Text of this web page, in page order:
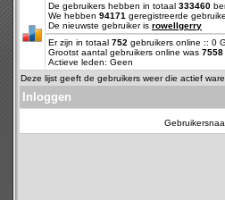
De gebruikers hebben in totaal 333460
We hebben 94171 geregistreerde
De nieuwste gebruiker is rowellgerry
Er zijn in totaal 752 gebruikers online :: 0
Grootst aantal gebruikers online was 7558
Actieve leden: Geen
Deze lijst geeft de gebruikers weer die actief
Inloggen